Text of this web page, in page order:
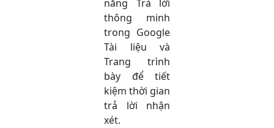
năng Trả lời
thông minh
trong Google
Tài liệu và
Trang trình
bày để tiết
kiệm thời gian
trả lời nhận
xét.